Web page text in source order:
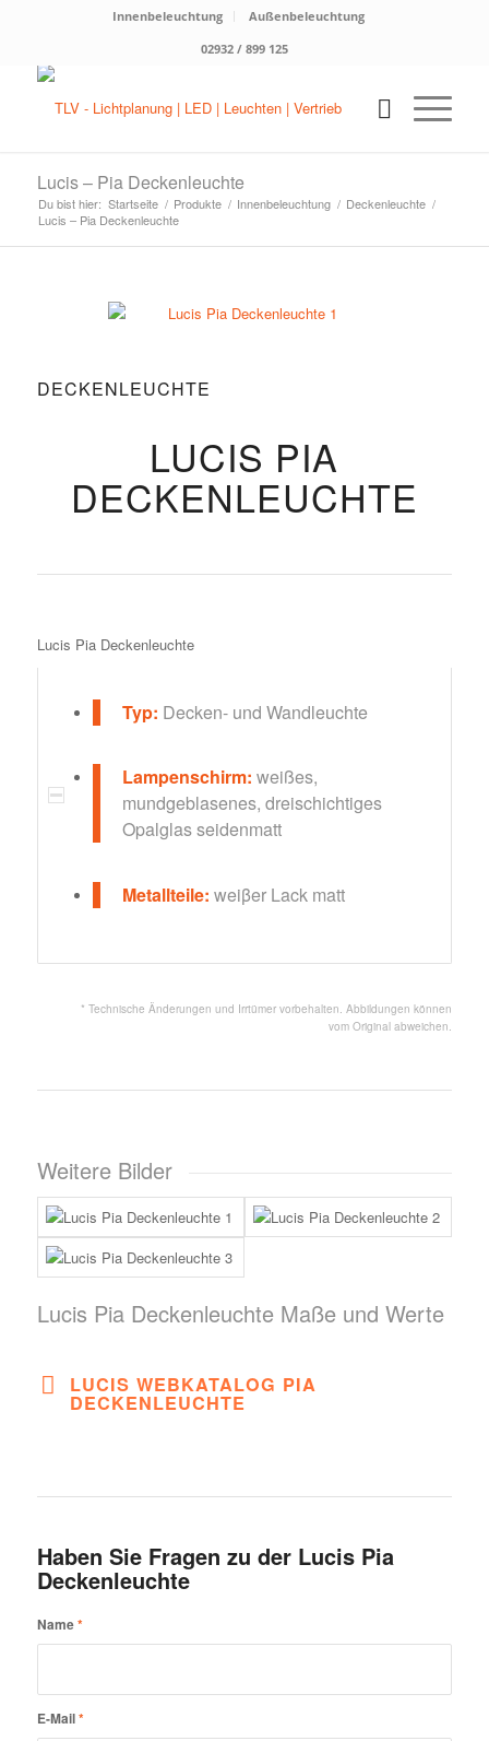
Innenbeleuchtung
Außenbeleuchtung
02932 / 899 125
Lucis – Pia Deckenleuchte
Du bist hier: Startseite / Produkte / Innenbeleuchtung / Deckenleuchte /
Lucis – Pia Deckenleuchte
DECKENLEUCHTE
LUCIS PIA
DECKENLEUCHTE
Lucis Pia Deckenleuchte
Typ: Decken- und Wandleuchte
Lampenschirm: weißes,
mundgeblasenes, dreischichtiges
Opalglas seidenmatt
Metallteile: weiβer Lack matt
* Technische Änderungen und Irrtümer vorbehalten. Abbildungen können
vom Original abweichen.
Weitere Bilder
Lucis Pia Deckenleuchte Maße und Werte
LUCIS WEBKATALOG PIA
DECKENLEUCHTE
Haben Sie Fragen zu der Lucis Pia
Deckenleuchte
Name*
E-Mail*